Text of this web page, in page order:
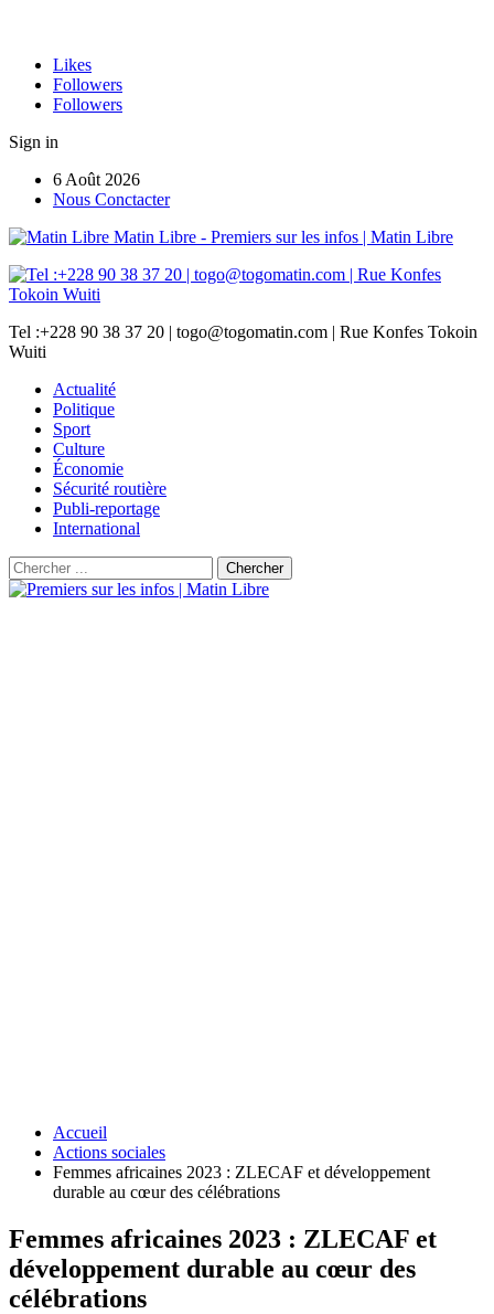
Likes
Followers
Followers
Sign in
6 Août 2026
Nous Conctacter
Matin Libre - Premiers sur les infos | Matin Libre
Tel :+228 90 38 37 20 | togo@togomatin.com | Rue Konfes Tokoin
Wuiti
Actualité
Politique
Sport
Culture
Économie
Sécurité routière
Publi-reportage
International
Accueil
Actions sociales
Femmes africaines 2023 : ZLECAF et développement
durable au cœur des célébrations
Femmes africaines 2023 : ZLECAF et
développement durable au cœur des
célébrations